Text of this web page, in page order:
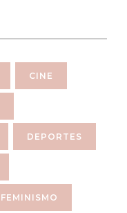
CINE
DEPORTES
FEMINISMO